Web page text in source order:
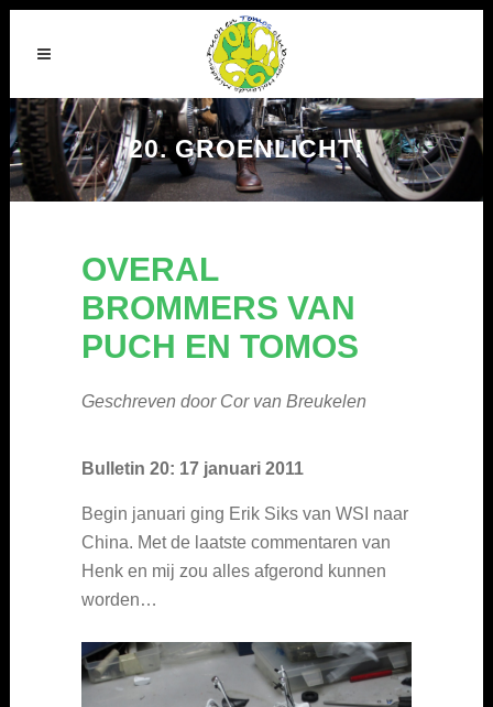
20. GROENLICHT!
OVERAL
BROMMERS VAN
PUCH EN TOMOS
Geschreven door Cor van Breukelen
Bulletin 20: 17 januari 2011
Begin januari ging Erik Siks van WSI naar
China. Met de laatste commentaren van
Henk en mij zou alles afgerond kunnen
worden…